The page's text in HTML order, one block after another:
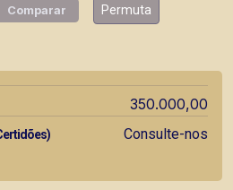
Comparar Permuta
350.000,00
Consulte-nos